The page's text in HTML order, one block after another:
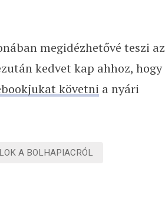
megidézhetővé teszi az
kedvet kap ahhoz, hogy
követni a nyári
A BOLHAPIACRÓL